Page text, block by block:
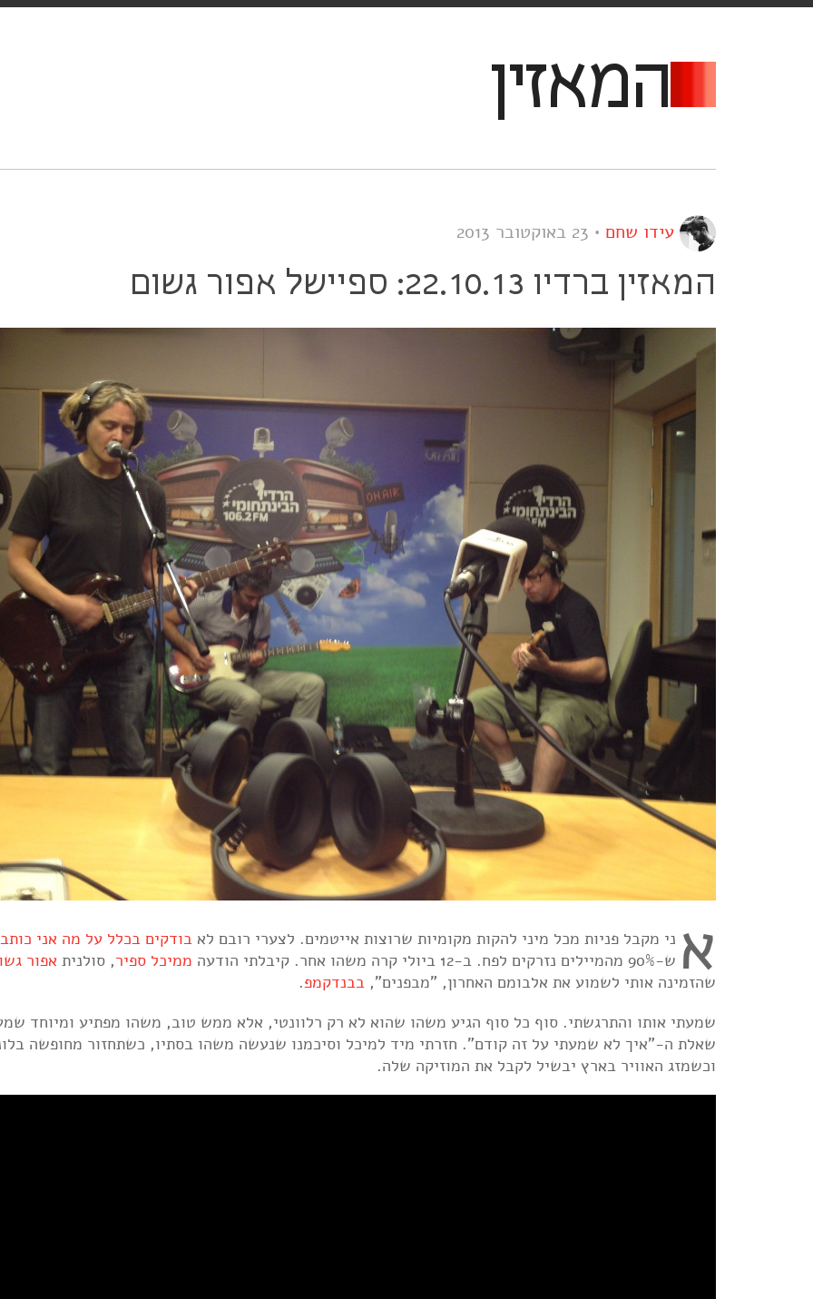
המאזין
עידו שחם • 23 באוקטובר 2013
המאזין ברדיו 22.10.13: ספיישל אפור גשום
א ני מקבל פניות מכל מיני להקות מקומיות שרוצות אייטמים. לצערי רובם לא בודקים בכלל על מה אני כותב
ש-90% מהמיילים נזרקים לפח. ב-12 ביולי קרה משהו אחר. קיבלתי הודעה
ממיכל ספיר, סולנית אפור
שהזמינה אותי לשמוע את אלבומם האחרון, "מבפנים", בבנדקמפ.
שמעתי אותו והתרגשתי. סוף כל סוף הגיע משהו שהוא לא רק רלוונטי, אלא ממש טוב, משהו מפתיע ומיוחד
שאלת ה-"איך לא שמעתי על זה קודם". חזרתי מיד למיכל וסיכמנו שנעשה משהו בסתיו, כשתחזור מחופשה
וכשמזג האוויר בארץ יבשיל לקבל את המוזיקה שלה.